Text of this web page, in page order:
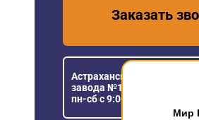
Мир
Заказать
Астраханская область,
завода №1, ул. Новая, 5
пн-сб с 9:00 до 18:00